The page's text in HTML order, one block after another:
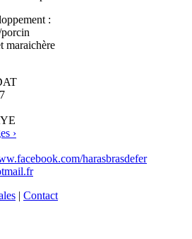
:
maraichère
›
harasbrasdefer
| Contact